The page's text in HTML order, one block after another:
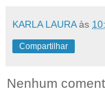
KARLA LAURA às
Compartilhar
Nenhum